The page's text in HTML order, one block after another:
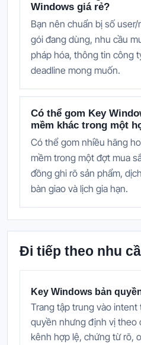
Windows giá rẻ?
Bạn nên chuẩn bị số
gói đang dùng, nhu cầu
pháp hóa, thông tin công
deadline mong muốn.
Có thể gom Key
mềm khác trong một
Có thể gom nhiều hãng
mềm trong một đợt mua
đồng ghi rõ sản phẩm,
bàn giao và lịch gia hạn.
Đi tiếp theo nhu
Key Windows bản
Trang tập trung vào
quyền nhưng định vị theo
kênh hợp lệ, chứng từ rõ,